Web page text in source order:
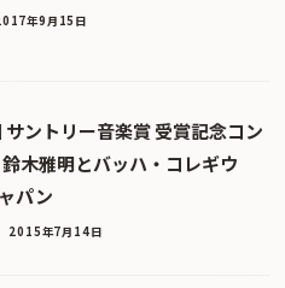
年9月15日
サントリー音楽賞 受賞記念コン
木雅明とバッハ・コレギウ
パン
2015年7月14日